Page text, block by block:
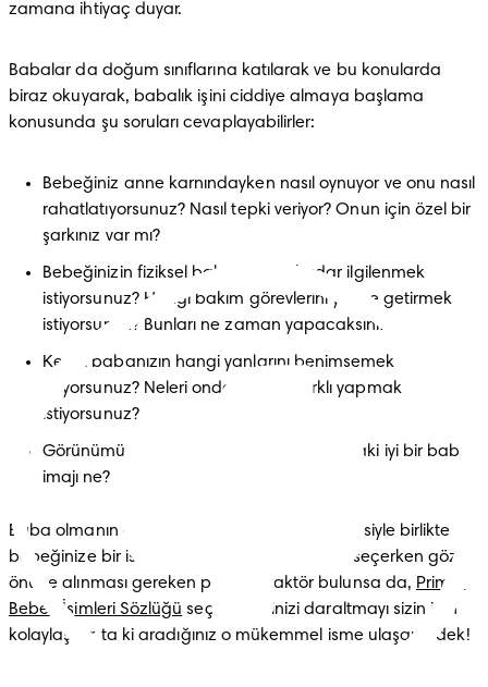
zamana ihtiyaç duyar.
Babalar da doğum sınıflarına katılarak ve bu konularda
biraz okuyarak, babalık işini ciddiye almaya başlama
konusunda şu soruları cevaplayabilirler:
Bebeğiniz anne karnındayken nasıl oynuyor ve onu nasıl
rahatlatıyorsunuz? Nasıl tepki veriyor? Onun için özel bir
şarkınız var mı?
Bebeğinizin fiziksel bakımıyla ne kadar ilgilenmek
istiyorsunuz? Hangi bakım görevlerini yerine getirmek
istiyorsunuz? Bunları ne zaman yapacaksınız?
Kendi babanızın hangi yanlarını benimsemek
istiyorsunuz? Neleri ondan daha farklı yapmak
istiyorsunuz?
Görünümünüzü değiştirdiniz mi? Aklınızdaki iyi bir baba
imajı ne?
Baba olmanın diğer bir harika tarafı da, annesiyle birlikte
bebeğinize bir isim seçecek olmanızdır. İsim seçerken göz
önüne alınması gereken pek çok faktör bulunsa da, Prima
Bebek İsimleri Sözlüğü seçeneklerinizi daraltmayı sizin için
kolaylaştırır, ta ki aradığınız o mükemmel isme ulaşana dek!